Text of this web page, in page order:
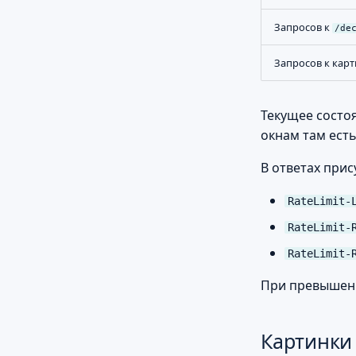
Запросов к /
Запросов к
Текущее
окнам там
В ответах
RateLimit-
RateLimit-
RateLimit-
При